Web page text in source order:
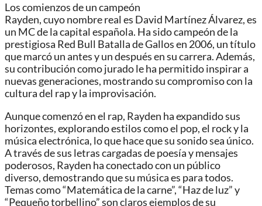
Los comienzos de un campeón
Rayden, cuyo nombre real es David Martínez Álvarez, es
un MC de la capital española. Ha sido campeón de la
prestigiosa Red Bull Batalla de Gallos en 2006, un título
que marcó un antes y un después en su carrera. Además,
su contribución como jurado le ha permitido inspirar a
nuevas generaciones, mostrando su compromiso con la
cultura del rap y la improvisación.
Aunque comenzó en el rap, Rayden ha expandido sus
horizontes, explorando estilos como el pop, el rock y la
música electrónica, lo que hace que su sonido sea único.
A través de sus letras cargadas de poesía y mensajes
poderosos, Rayden ha conectado con un público
diverso, demostrando que su música es para todos.
Temas como “Matemática de la carne”, “Haz de luz” y
“Pequeño torbellino” son claros ejemplos de su